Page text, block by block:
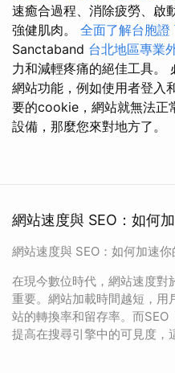
速癒合過程、消除疲勞、啟
強健肌肉。 全面了解台胞證
Sanctaband 台北地區專業
力和減輕疼痛的絕佳工具。
網站功能，例如使用者登入
要的cookie，網站就無法正
設備，那麼您來對地方了。
網站速度與 SEO：如何
網站速度與 SEO：如何加速
在現今數位時代，網站速度對
重要。網站加載時間越短，用
站的轉換率和留存率。而
提高在搜尋引擎中的可見度，